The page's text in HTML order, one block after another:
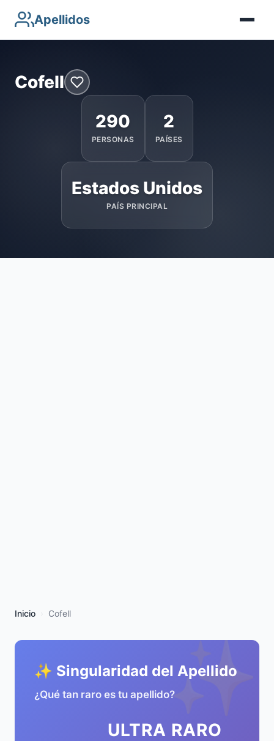
Apellidos
Cofell
290
PERSONAS
2
PAÍSES
Estados Unidos
PAÍS PRINCIPAL
Inicio Cofell
✨
✨ Singularidad del Apellido
¿Qué tan raro es tu apellido?
ULTRA RARO